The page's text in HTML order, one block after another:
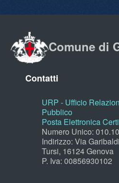
Comune di
Contatti
URP - Ufficio
Pubblico
Posta Elettronica
Numero Unico:
Indirizzo: Via
Tursi, 16124 Genova
P. Iva: 00856930102